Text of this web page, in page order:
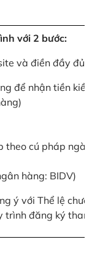
với 2 bước:
và điền đầy đủ
để nhận tiền
theo cú pháp
hàng: BIDV)
ý với Thể lệ
trình đăng ký